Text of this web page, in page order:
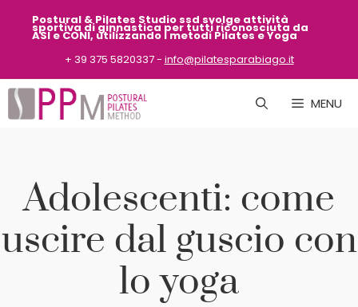
contenuto
Postural & Pilates Studio ssd svolge attività
sportiva di ginnastica per tutti riconosciuta da
ASI e CONI, utilizzando i metodi Pilates e Yoga
+ 39 375 5820337 - info@pilatesparabiago.it
MENU
Adolescenti: come
uscire dal guscio con
lo yoga